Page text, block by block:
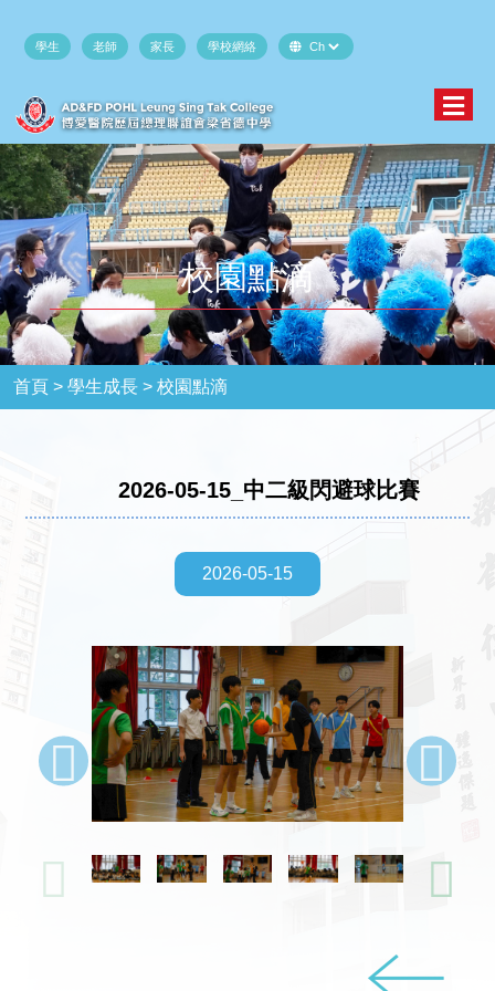
學生 老師 家長 學校網絡
校園點滴
首頁 > 學生成長 >校園點滴
2026-05-15_中二級閃避球比賽
2026-05-15